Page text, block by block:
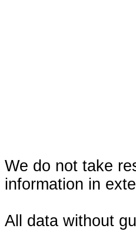
We do not take
information in
All data without